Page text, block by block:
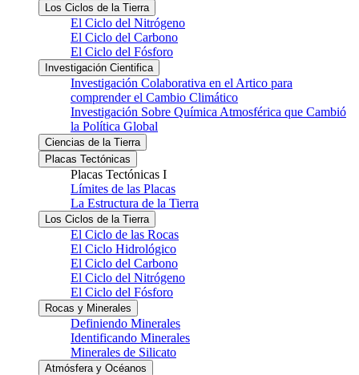
Los Ciclos de la Tierra
El Ciclo del Nitrógeno
El Ciclo del Carbono
El Ciclo del Fósforo
Investigación Cientifica
Investigación Colaborativa en el Artico para
comprender el Cambio Climático
Investigación Sobre Química Atmosférica que Cambió
la Política Global
Ciencias de la Tierra
Placas Tectónicas
Placas Tectónicas I
Límites de las Placas
La Estructura de la Tierra
Los Ciclos de la Tierra
El Ciclo de las Rocas
El Ciclo Hidrológico
El Ciclo del Carbono
El Ciclo del Nitrógeno
El Ciclo del Fósforo
Rocas y Minerales
Definiendo Minerales
Identificando Minerales
Minerales de Silicato
Atmósfera y Océanos